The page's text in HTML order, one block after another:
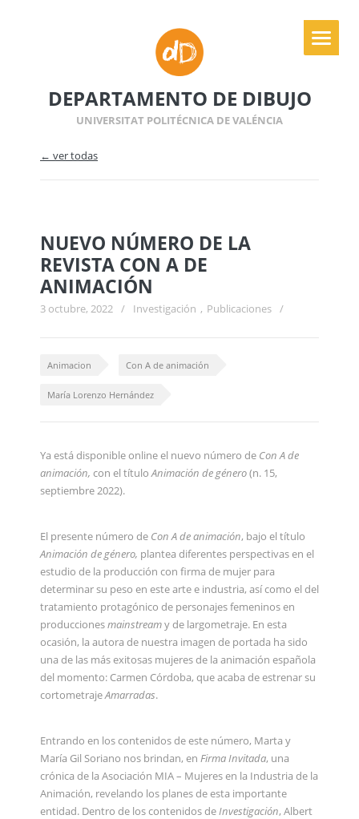
DEPARTAMENTO DE DIBUJO
UNIVERSITAT POLITÉCNICA DE VALÉNCIA
← ver todas
NUEVO NÚMERO DE LA
REVISTA CON A DE
ANIMACIÓN
3 octubre, 2022 / Investigación , Publicaciones /
Animacion Con A de animación
María Lorenzo Hernández
Ya está disponible online el nuevo número de Con A de
animación, con el títuloAnimación de género(n. 15,
septiembre 2022).
El presente número de Con A de animación, bajo el título
Animación de género, plantea diferentes perspectivas en el
estudio de la producción con firma de mujer para
determinar su peso en este arte e industria, así como el del
tratamiento protagónico de personajes femeninos en
produccionesmainstreamy de largometraje. En esta
ocasión, la autora de nuestra imagen de portada ha sido
una de las más exitosas mujeres de la animación española
del momento: Carmen Córdoba, que acaba de estrenar su
cortometrajeAmarradas.
Entrando en los contenidos de este número, Marta y
María Gil Soriano nos brindan, en Firma Invitada, una
crónica de la Asociación MIA – Mujeres en la Industria de la
Animación, revelando los planes de esta importante
entidad. Dentro de los contenidos deInvestigación, Albert